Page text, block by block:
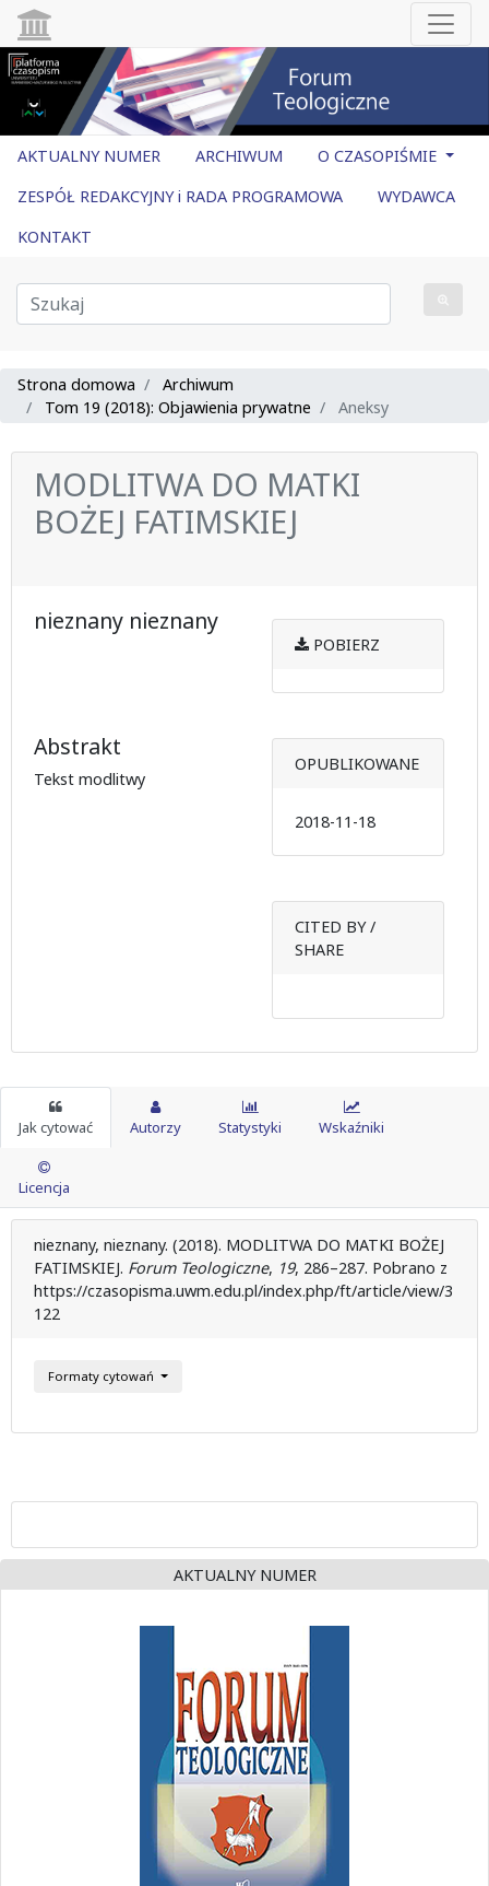
AKTUALNY NUMER ARCHIWUM
O CZASOPIŚMIE
ZESPÓŁ REDAKCYJNY i RADA PROGRAMOWA
WYDAWCA
KONTAKT
Strona domowa
Archiwum
Tom 19 (2018): Objawienia prywatne
Aneksy
MODLITWA DO MATKI
BOŻEJ FATIMSKIEJ
nieznany nieznany
Abstrakt
Tekst modlitwy
POBIERZ
OPUBLIKOWANE
2018-11-18
CITED BY /
SHARE
Jak cytować Autorzy Statystyki Wskaźniki
Licencja
nieznany, nieznany. (2018). MODLITWA DO MATKI BOŻEJ
FATIMSKIEJ. Forum Teologiczne, 19, 286–287. Pobrano z
https://czasopisma.uwm.edu.pl/index.php/ft/article/view/3
122
Formaty cytowań
AKTUALNY NUMER